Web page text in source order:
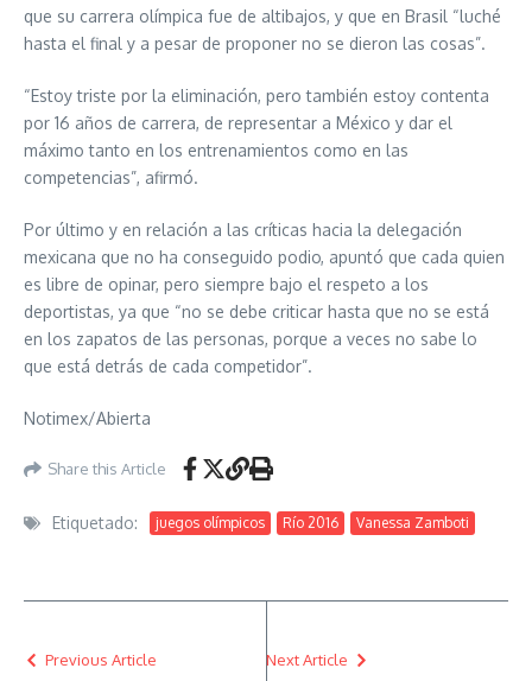
que su carrera olímpica fue de altibajos, y que en Brasil “luché
hasta el final y a pesar de proponer no se dieron las cosas”.
“Estoy triste por la eliminación, pero también estoy contenta
por 16 años de carrera, de representar a México y dar el
máximo tanto en los entrenamientos como en las
competencias”, afirmó.
Por último y en relación a las críticas hacia la delegación
mexicana que no ha conseguido podio, apuntó que cada quien
es libre de opinar, pero siempre bajo el respeto a los
deportistas, ya que “no se debe criticar hasta que no se está
en los zapatos de las personas, porque a veces no sabe lo
que está detrás de cada competidor”.
Notimex/Abierta
Share this Article
Etiquetado: juegos olímpicos Río 2016 Vanessa Zamboti
Previous Article Next Article